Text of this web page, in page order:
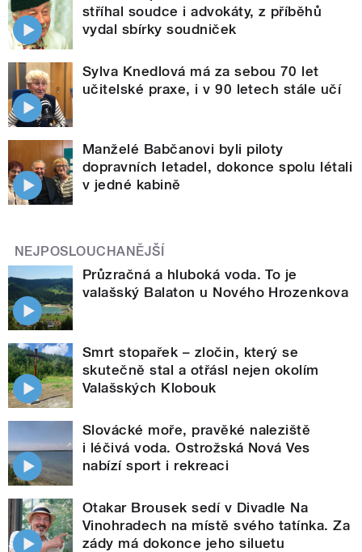
stříhal soudce i advokáty, z příběhů
vydal sbírky soudniček
Sylva Knedlová má za sebou 70 let
učitelské praxe, i v 90 letech stále učí
Manželé Babčanovi byli piloty
dopravních letadel, dokonce spolu létali
v jedné kabině
NEJPOSLOUCHANĚJŠÍ
Průzračná a hluboká voda. To je
valašský Balaton u Nového Hrozenkova
Smrt stopařek – zločin, který se
skutečně stal a otřásl nejen okolím
Valašských Klobouk
Slovácké moře, pravěké naleziště
i léčivá voda. Ostrožská Nová Ves
nabízí sport i rekreaci
Otakar Brousek sedí v Divadle Na
Vinohradech na místě svého tatínka. Za
zády má dokonce jeho siluetu